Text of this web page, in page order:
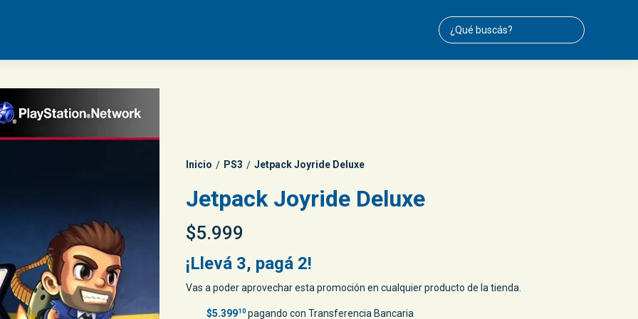
Inicio / PS3 / Jetpack Joyride Deluxe
Jetpack Joyride Deluxe
$5.999
¡Llevá 3, pagá 2!
Vas a poder aprovechar esta promoción en cualquier producto de la tienda.
$5.39910pagando con Transferencia Bancaria